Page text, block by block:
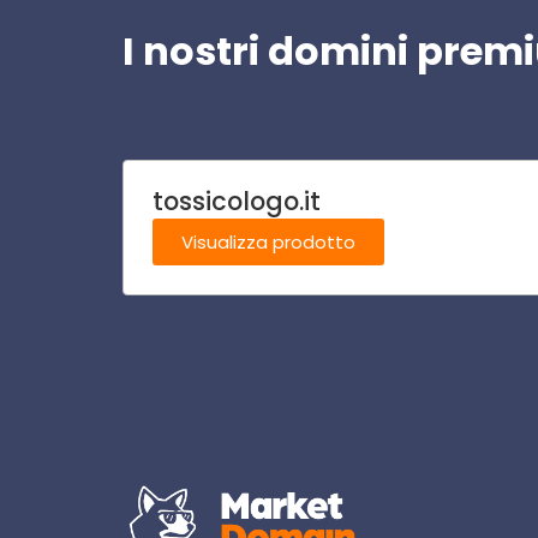
I nostri domini
tossicologo.it
Visualizza prodotto